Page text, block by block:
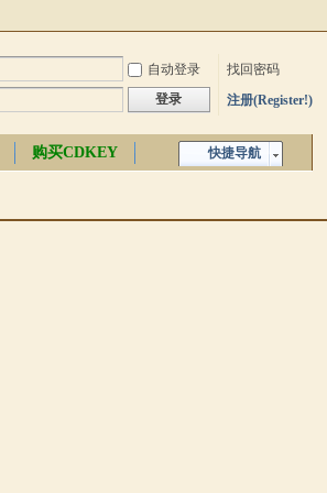
自动登录
找回密码
登录 注册(Register!)
快捷导航
购买CDKEY